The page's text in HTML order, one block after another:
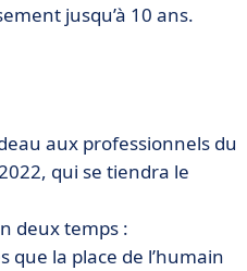
jusqu’à 10 ans.
aux professionnels du
qui se tiendra le
deux temps :
que la place de l’humain